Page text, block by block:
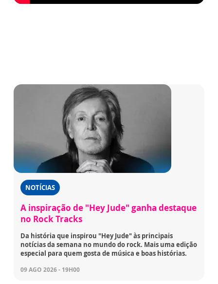
NOTÍCIAS
A inspiração de "Hey Jude" ganha destaque
no Rock Tracks
Da história que inspirou "Hey Jude" às principais
notícias da semana no mundo do rock. Mais uma edição
especial para quem gosta de música e boas histórias.
09 AGO 2026 - 19H00